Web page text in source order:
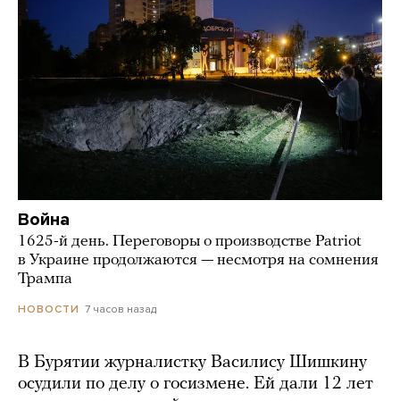
Война
1625-й день. Переговоры о производстве Patriot
в Украине продолжаются — несмотря на сомнения
Трампа
НОВОСТИ 7 часов назад
В Бурятии журналистку Василису Шишкину
осудили по делу о госизмене. Ей дали 12 лет